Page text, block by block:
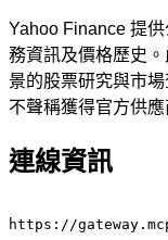
Yahoo Finance 提
務資訊及價格歷史
景的股票研究與市
不聲稱獲得官方供
連線資訊
https://